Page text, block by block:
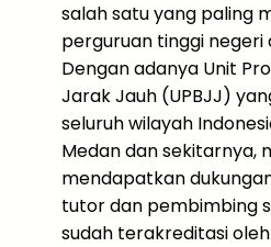
salah satu yang paling
perguruan tinggi negeri
Dengan adanya Unit
Jarak Jauh (UPBJJ)
seluruh wilayah
Medan dan sekitarnya,
mendapatkan
tutor dan pembimbing
sudah terakreditasi